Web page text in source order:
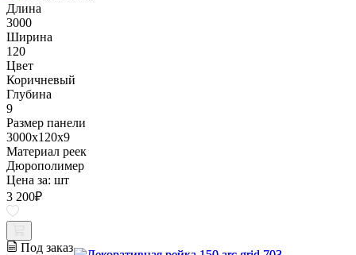
Длина
3000
Ширина
120
Цвет
Коричневый
Глубина
9
Размер панели
3000x120x9
Материал реек
Дюрополимер
Цена за: шт
3 200₽
Под заказ